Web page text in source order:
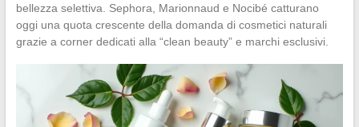
bellezza selettiva. Sephora, Marionnaud e Nocibé catturano
oggi una quota crescente della domanda di cosmetici naturali
grazie a corner dedicati alla “clean beauty” e marchi esclusivi.